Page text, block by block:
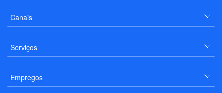
Canais
Serviços
Empregos